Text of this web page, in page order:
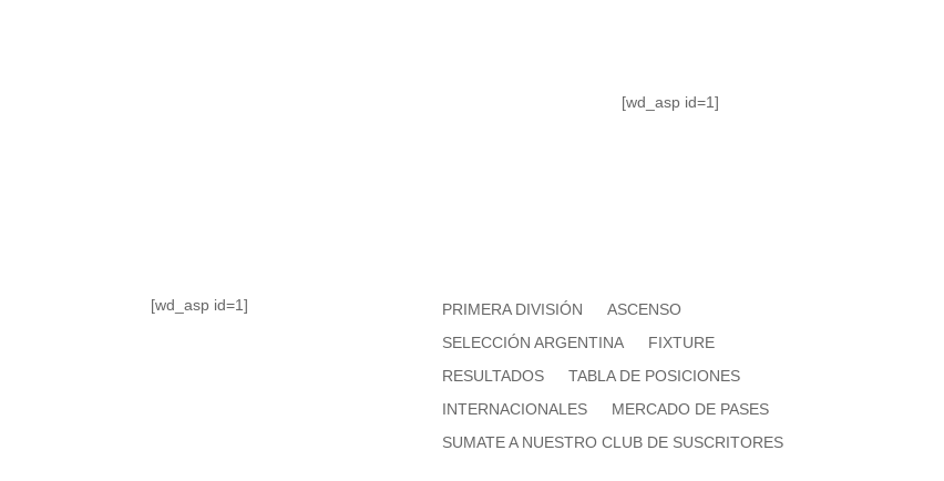
[wd_asp id=1]
[wd_asp id=1] PRIMERA DIVISIÓN
ASCENSO
SELECCIÓN ARGENTINA
FIXTURE
RESULTADOS
TABLA DE POSICIONES
INTERNACIONALES
MERCADO DE PASES
SUMATE A NUESTRO CLUB DE SUSCRITORES